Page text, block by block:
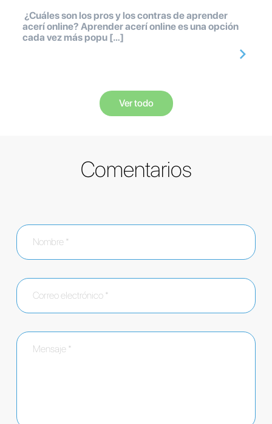
¿Cuáles son los pros y los contras de aprender
acerí online? Aprender acerí online es una opción
cada vez más popu […]
Ver todo
Comentarios